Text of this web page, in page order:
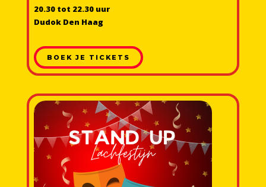
20.30 tot 22.30 uur
Dudok Den Haag
BOEK JE TICKETS